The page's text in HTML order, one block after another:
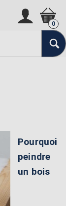
0
Pourquoi
peindre
un bois